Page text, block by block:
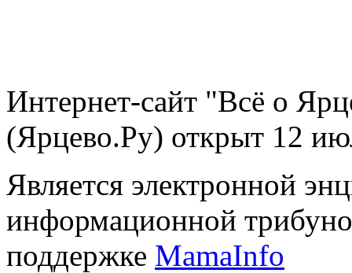
Интернет-сайт "Всё о
(Ярцево.Ру) открыт 12
Является электронной
информационной
поддержке MamaInfo